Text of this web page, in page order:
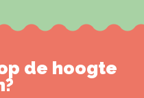
de hoogte